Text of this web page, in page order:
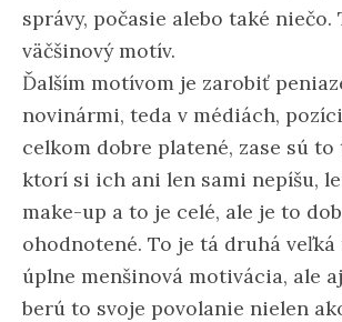
správy, počasie alebo také niečo.
väčšinový motív.
Ďalším motívom je zarobiť
novinármi, teda v médiách,
celkom dobre platené, zase sú
ktorí si ich ani len sami nepíšu,
make-up a to je celé, ale je to
ohodnotené. To je tá druhá
úplne menšinová motivácia, ale
berú to svoje povolanie nielen